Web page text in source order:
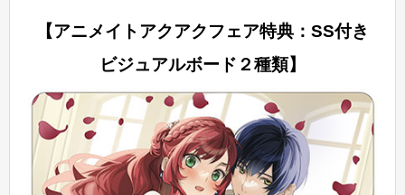
【アニメイトアクアクフェア特典：SS付き
ビジュアルボード２種類】